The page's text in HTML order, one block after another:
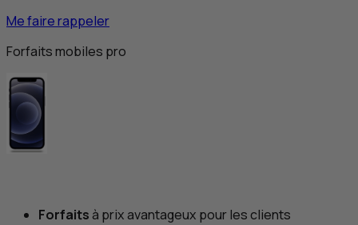
Me faire rappeler
Forfaits mobiles pro
Forfaitsà prix avantageux pour les clients